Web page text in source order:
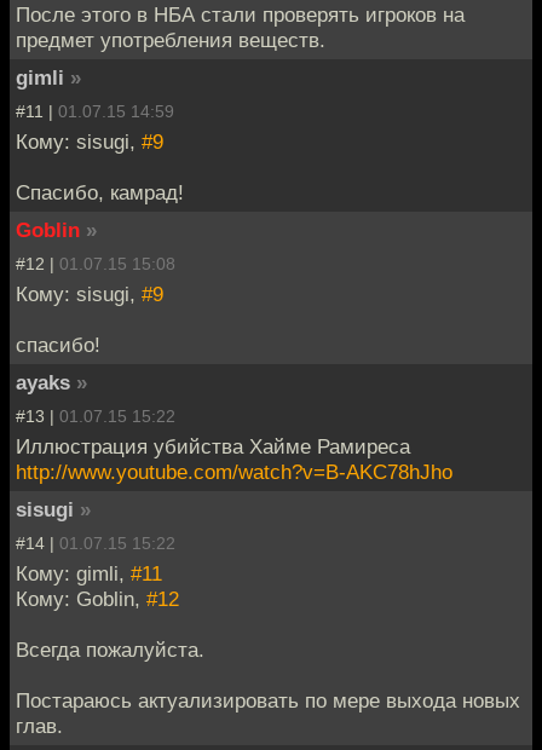
После этого в НБА стали проверять игроков на
предмет употребления веществ.
gimli »
#11 | 01.07.15 14:59
Кому: sisugi, #9
Спасибо, камрад!
Goblin »
#12 | 01.07.15 15:08
Кому: sisugi, #9
спасибо!
ayaks »
#13 | 01.07.15 15:22
Иллюстрация убийства Хайме Рамиреса
http://www.youtube.com/watch?v=B-AKC78hJho
sisugi »
#14 | 01.07.15 15:22
Кому: gimli, #11
Кому: Goblin, #12
Всегда пожалуйста.
Постараюсь актуализировать по мере выхода новых
глав.